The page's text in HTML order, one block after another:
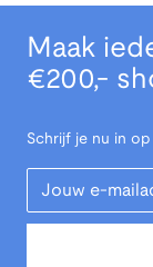
Maak
€200,-
Schrijf je nu in
Your Email